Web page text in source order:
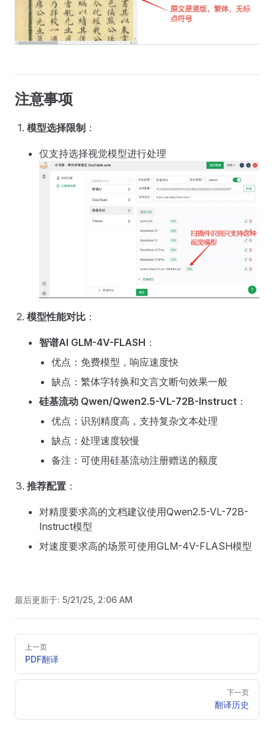
注意事项
模型选择限制 ：
仅支持选择视觉模型进行处理
模型性能对比 ：
智谱AI GLM-4V-FLASH ：
优点：免费模型，响应速度快
缺点：繁体字转换和文言文断句效果一般
硅基流动 Qwen/Qwen2.5-VL-72B-Instruct ：
优点：识别精度高，支持复杂文本处理
缺点：处理速度较慢
备注：可使用硅基流动注册赠送的额度
推荐配置 ：
对精度要求高的文档建议使用Qwen2.5-VL-72B-
Instruct模型
对速度要求高的场景可使用GLM-4V-FLASH模型
最后更新于: 5/21/25, 2:06 AM
Pager上一页
PDF翻译
下一页
翻译历史